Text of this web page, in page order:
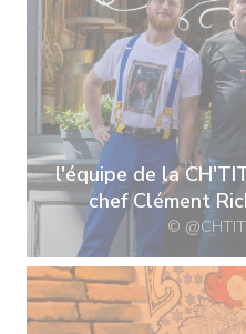
l'équipe de la
chef Clément
©